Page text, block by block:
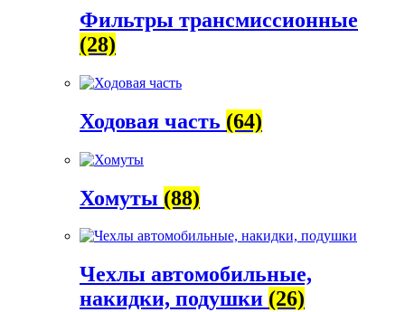
Фильтры трансмиссионные
(28)
Ходовая часть (64)
Хомуты (88)
Чехлы автомобильные,
накидки, подушки (26)